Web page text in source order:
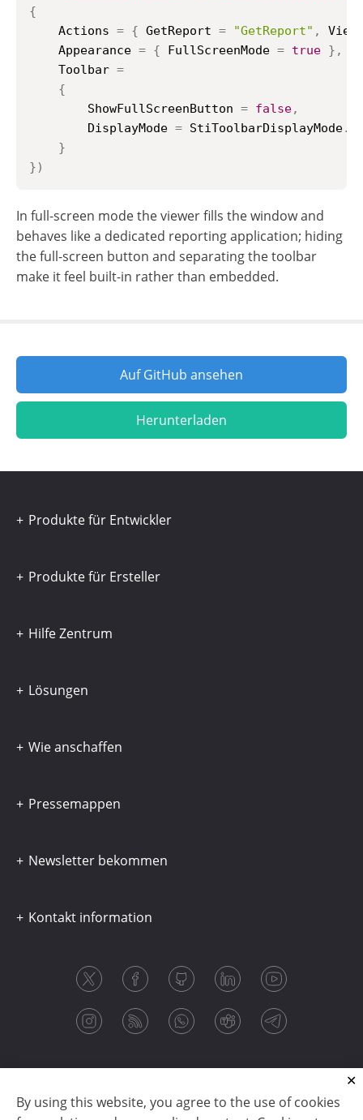
{
    Actions
= { GetReport = "GetReport" ,
    Appearance
= { FullScreenMode = true } ,
    Toolbar
=
{
        ShowFullScreenButton
= false,
        DisplayMode
= StiToolbarDisplayMode.
}
})
In full-screen mode the viewer fills the window and
behaves like a dedicated reporting application; hiding
the full-screen button and separating the toolbar
make it feel built-in rather than embedded.
Auf GitHub ansehen
Herunterladen
By using this website, you agree to the use of cookies
Produkte für Entwickler
Produkte für Ersteller
Hilfe Zentrum
Lösungen
Wie anschaffen
Pressemappen
Newsletter bekommen
Kontakt information